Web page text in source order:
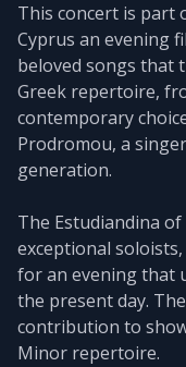
This concert is
Cyprus an evening
beloved songs that
Greek repertoire,
contemporary
Prodromou, a
generation.
The Estudiandina
exceptional
for an evening that
the present day.
contribution to
Minor repertoire.